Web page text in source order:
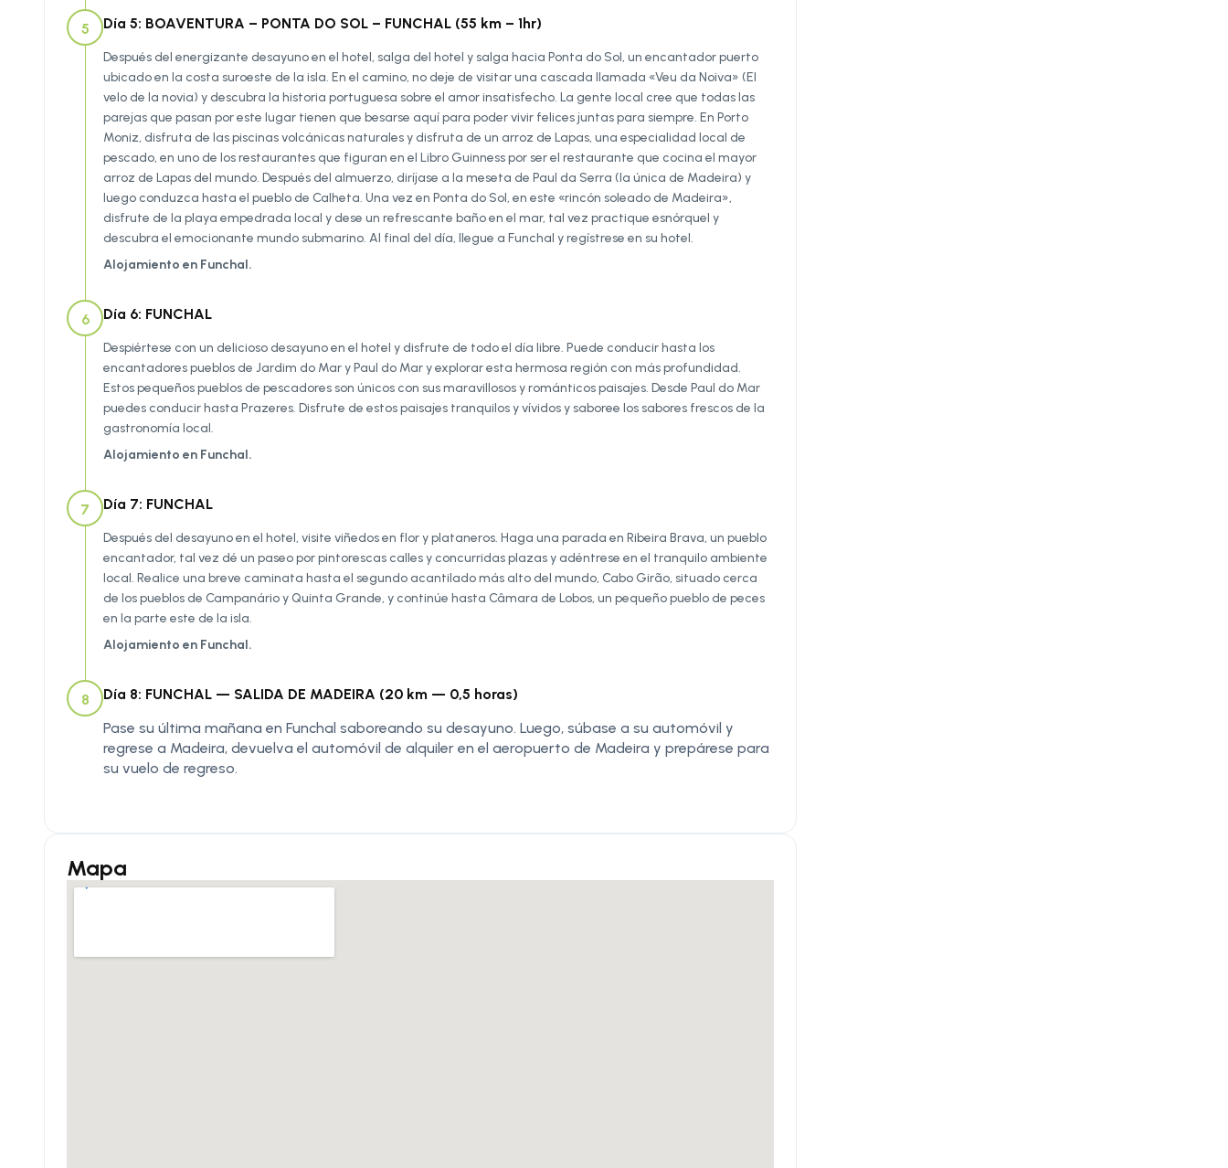
5 Día 5: BOAVENTURA – PONTA DO SOL – FUNCHAL (55 km – 1hr)
Después del energizante desayuno en el hotel, salga del hotel y salga hacia Ponta do Sol, un encantador puerto
ubicado en la costa suroeste de la isla. En el camino, no deje de visitar una cascada llamada «Veu da Noiva» (El
velo de la novia) y descubra la historia portuguesa sobre el amor insatisfecho. La gente local cree que todas las
parejas que pasan por este lugar tienen que besarse aquí para poder vivir felices juntas para siempre. En Porto
Moniz, disfruta de las piscinas volcánicas naturales y disfruta de un arroz de Lapas, una especialidad local de
pescado, en uno de los restaurantes que figuran en el Libro Guinness por ser el restaurante que cocina el mayor
arroz de Lapas del mundo. Después del almuerzo, diríjase a la meseta de Paul da Serra (la única de Madeira) y
luego conduzca hasta el pueblo de Calheta. Una vez en Ponta do Sol, en este «rincón soleado de Madeira»,
disfrute de la playa empedrada local y dese un refrescante baño en el mar, tal vez practique esnórquel y
descubra el emocionante mundo submarino. Al final del día, llegue a Funchal y regístrese en su hotel.
Alojamiento en Funchal.
6 Día 6: FUNCHAL
Despiértese con un delicioso desayuno en el hotel y disfrute de todo el día libre. Puede conducir hasta los
encantadores pueblos de Jardim do Mar y Paul do Mar y explorar esta hermosa región con más profundidad.
Estos pequeños pueblos de pescadores son únicos con sus maravillosos y románticos paisajes. Desde Paul do Mar
puedes conducir hasta Prazeres. Disfrute de estos paisajes tranquilos y vívidos y saboree los sabores frescos de la
gastronomía local.
Alojamiento en Funchal.
7 Día 7: FUNCHAL
Después del desayuno en el hotel, visite viñedos en flor y plataneros. Haga una parada en Ribeira Brava, un pueblo
encantador, tal vez dé un paseo por pintorescas calles y concurridas plazas y adéntrese en el tranquilo ambiente
local. Realice una breve caminata hasta el segundo acantilado más alto del mundo, Cabo Girão, situado cerca
de los pueblos de Campanário y Quinta Grande, y continúe hasta Câmara de Lobos, un pequeño pueblo de peces
en la parte este de la isla.
Alojamiento en Funchal.
8
Día 8: FUNCHAL — SALIDA DE MADEIRA (20 km — 0,5 horas)
Pase su última mañana en Funchal saboreando su desayuno. Luego, súbase a su automóvil y
regrese a Madeira, devuelva el automóvil de alquiler en el aeropuerto de Madeira y prepárese para
su vuelo de regreso.
Mapa